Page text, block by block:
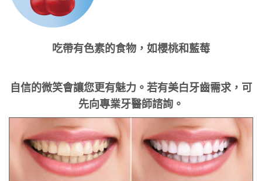
吃帶有色素的食物，如櫻桃和藍莓
自信的微笑會讓您更有魅力。若有美白牙齒需求，可
先向專業牙醫師諮詢。